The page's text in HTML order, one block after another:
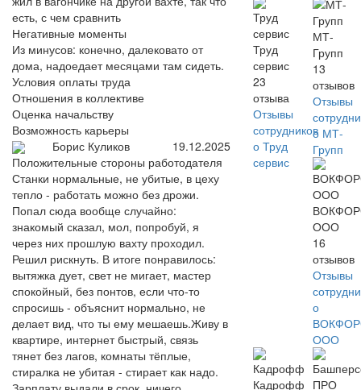
есть, с чем сравнить
Негативные моменты
Из минусов: конечно, далековато от
дома, надоедает месяцами там сидеть.
Условия оплаты труда
Отношения в коллективе
Оценка начальству
Возможность карьеры
Борис Куликов
19.12.2025
Положительные стороны работодателя
Станки нормальные, не убитые, в цеху
тепло - работать можно без дрожи.
Попал сюда вообще случайно:
знакомый сказал, мол, попробуй, я
через них прошлую вахту проходил.
Решил рискнуть. В итоге понравилось:
вытяжка дует, свет не мигает, мастер
спокойный, без понтов, если что-то
спросишь - объяснит нормально, не
делает вид, что ты ему мешаешь.Живу в
квартире, интернет быстрый, связь
тянет без лагов, комнаты тёплые,
стиралка не убитая - стирает как надо.
Труд
сервис
23
отзыва
Отзывы
сотрудников
о Труд
сервис
МТ-
Групп
13
отзывов
Отзывы
о МТ-
Групп
ООО
16
отзывов
Отзывы
о
ООО
Кадрофф